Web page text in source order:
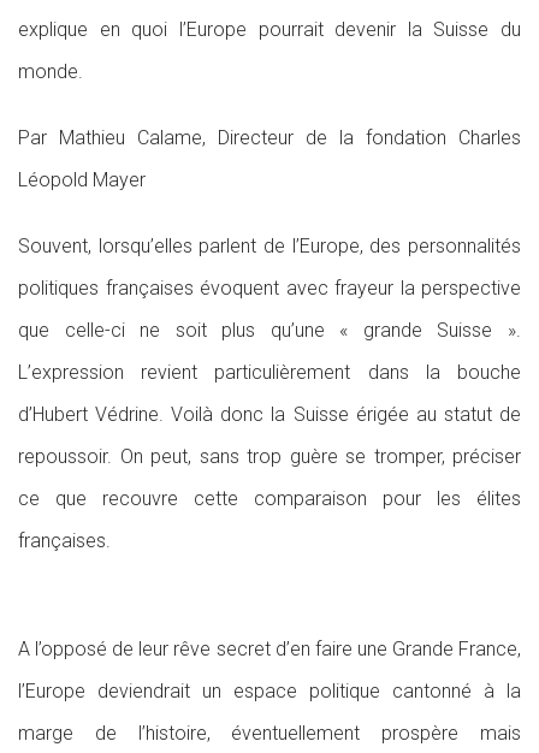
explique en quoi l’Europe pourrait devenir la Suisse du
monde.
Par Mathieu Calame, Directeur de la fondation Charles
Léopold Mayer
Souvent, lorsqu’elles parlent de l’Europe, des personnalités
politiques françaises évoquent avec frayeur la perspective
que celle-ci ne soit plus qu’une « grande Suisse ».
L’expression revient particulièrement dans la bouche
d’Hubert Védrine. Voilà donc la Suisse érigée au statut de
repoussoir. On peut, sans trop guère se tromper, préciser
ce que recouvre cette comparaison pour les élites
françaises.
A l’opposé de leur rêve secret d’en faire une Grande France,
l’Europe deviendrait un espace politique cantonné à la
marge de l’histoire, éventuellement prospère mais